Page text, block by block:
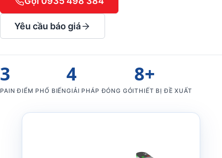
Yêu cầu báo giá
3
PAIN ĐIỂM PHỔ BIẾN
4
GIẢI PHÁP ĐÓNG GÓI
8+
THIẾT BỊ ĐỀ XUẤT